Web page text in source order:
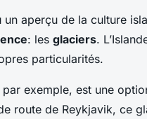
un aperçu de la culture
: les glaciers.
particularités.
exemple, est une
route de Reykjavik, ce